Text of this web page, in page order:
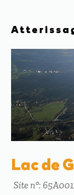
Lac de
Site n°: